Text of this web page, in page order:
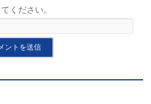
ください。